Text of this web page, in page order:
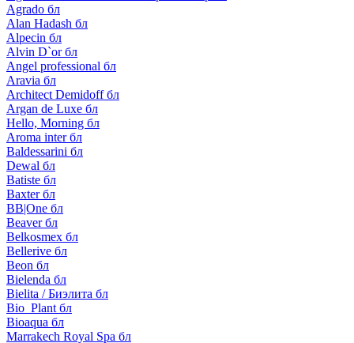
Agrado бл
Alan Hadash бл
Alpecin бл
Alvin D`or бл
Angel professional бл
Aravia бл
Architect Demidoff бл
Argan de Luxe бл
Hello, Morning бл
Aroma inter бл
Baldessarini бл
Dewal бл
Batiste бл
Baxter бл
BB|One бл
Beaver бл
Belkosmex бл
Bellerive бл
Beon бл
Bielenda бл
Bielita / Биэлита бл
Bio_Plant бл
Bioaqua бл
Marrakech Royal Spa бл